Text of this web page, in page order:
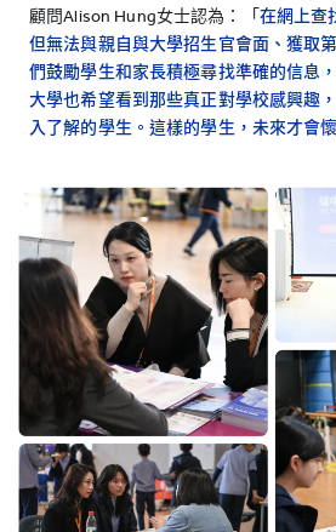
顧問Alison Hung女士認為：「在網上查
但無法與親自與大學招生官會面、獲取
們鼓勵學生和家長積極尋找準確的信息
大學也希望看到那些真正對學校感興趣
入了解的學生。這樣的學生，未來才會